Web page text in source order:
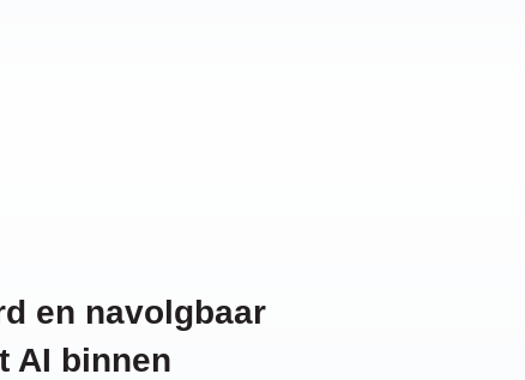
en navolgbaar
AI binnen